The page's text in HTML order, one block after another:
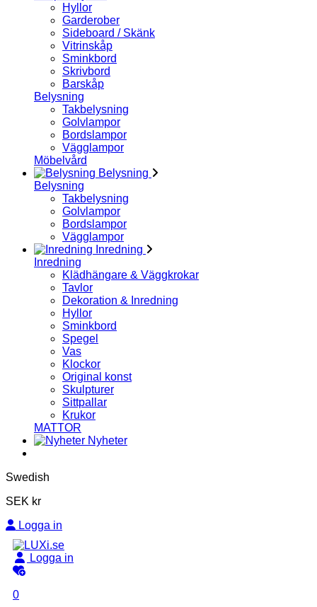
Hyllor
Garderober
Sideboard / Skänk
Vitrinskåp
Sminkbord
Skrivbord
Barskåp
Belysning
Takbelysning
Golvlampor
Bordslampor
Vägglampor
Möbelvård
Belysning
Belysning
Takbelysning
Golvlampor
Bordslampor
Vägglampor
Inredning
Inredning
Klädhängare & Väggkrokar
Tavlor
Dekoration & Inredning
Hyllor
Sminkbord
Spegel
Vas
Klockor
Original konst
Skulpturer
Sittpallar
Krukor
MATTOR
Nyheter
Swedish
SEK kr
Logga in
Logga in
0